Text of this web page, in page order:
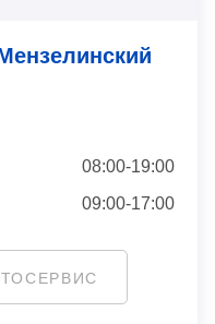
08:00-19:00
09:00-17:00